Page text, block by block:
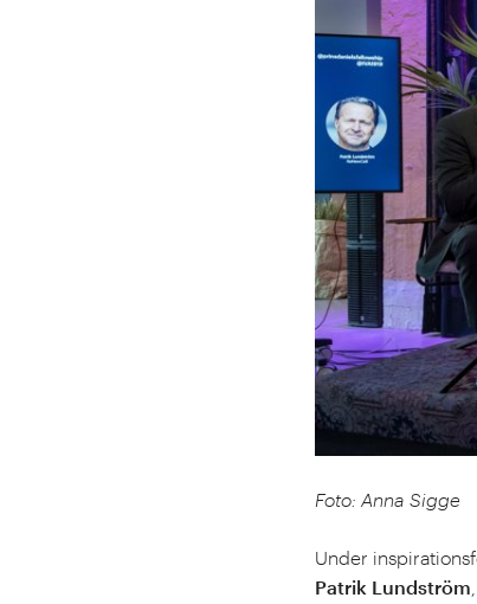
Foto: Anna Sigge
Under
Patrik Lundström